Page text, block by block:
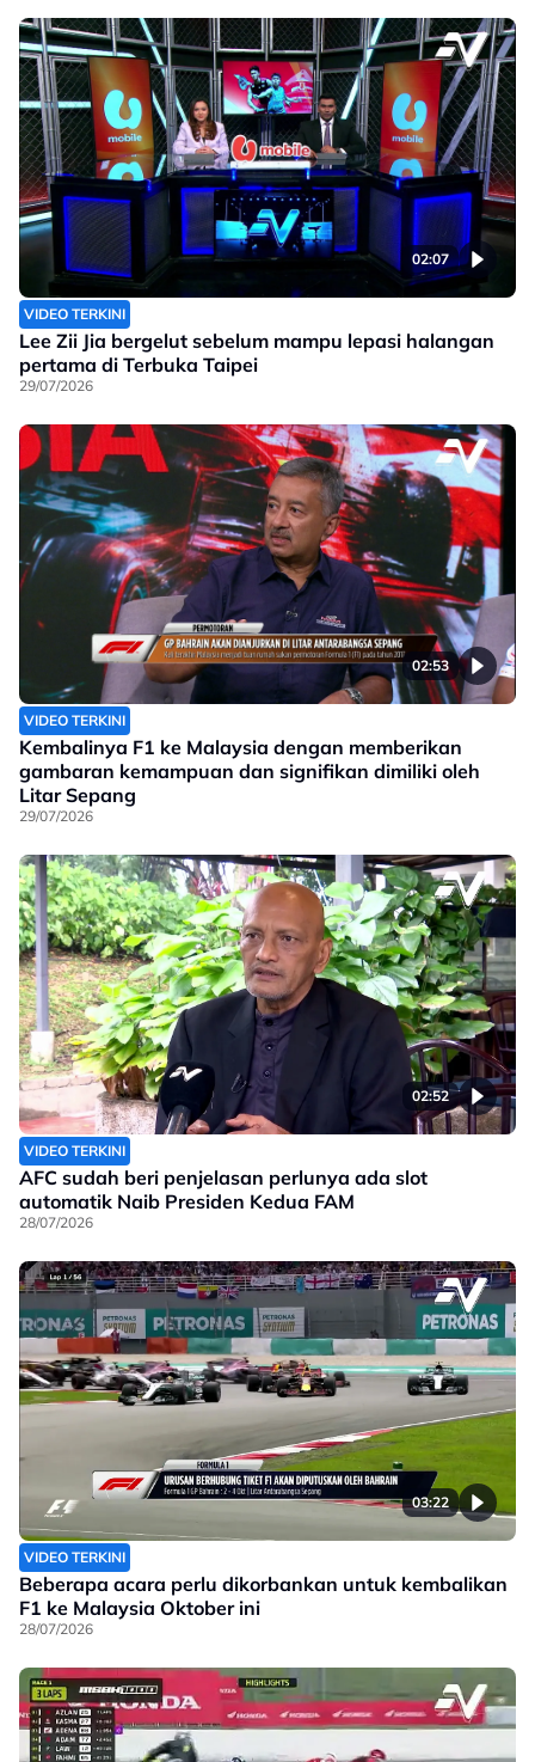
02:07
VIDEO TERKINI
Lee Zii Jia bergelut sebelum mampu lepasi halangan
pertama di Terbuka Taipei
29/07/2026
02:53
VIDEO TERKINI
Kembalinya F1 ke Malaysia dengan memberikan
gambaran kemampuan dan signifikan dimiliki oleh
Litar Sepang
29/07/2026
02:52
VIDEO TERKINI
AFC sudah beri penjelasan perlunya ada slot
automatik Naib Presiden Kedua FAM
28/07/2026
03:22
VIDEO TERKINI
Beberapa acara perlu dikorbankan untuk kembalikan
F1 ke Malaysia Oktober ini
28/07/2026